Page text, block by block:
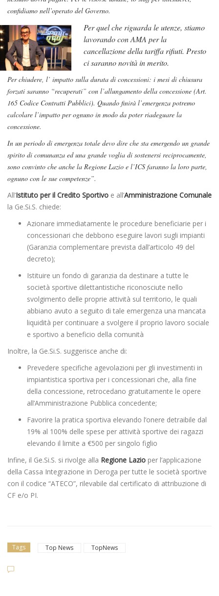
confidiamo nell’operato del Governo.
Per quel che riguarda le utenze, stiamo
lavorando con AMA per la
cancellazione della tariffa rifiuti. Presto
ci saranno novità in merito.
Per chiudere, l’ impatto sulla durata di concessioni: i mesi di chiusura
forzati saranno “recuperati” con l’allungamento della concessione (Art.
165 Codice Contratti Pubblici). Quando finirà l’emergenza potremo
calcolare l’impatto per ognuno in modo da poter riadeguare la
concessione.
In un periodo di emergenza totale devo dire che sta emergendo un grande
spirito di comunanza ed una grande voglia di sostenersi reciprocamente,
sono convinto che anche la Regione Lazio e l’ICS faranno la loro parte,
ognuno con le sue competenze”.
All’Istituto per il Credito Sportivo e all’Amministrazione Comunale
la Ge.Si.S. chiede:
Azionare immediatamente le procedure beneficiarie per i
concessionari che debbono eseguire lavori sugli impianti
(Garanzia complementare prevista dall’articolo 49 del
decreto);
Istituire un fondo di garanzia da destinare a tutte le
società sportive dilettantistiche riconosciute nello
svolgimento delle proprie attività sul territorio, le quali
abbiano avuto a seguito di tale emergenza una mancata
liquidità per continuare a svolgere il proprio lavoro sociale
e sportivo a beneficio della comunità
Inoltre, la Ge.Si.S. suggerisce anche di:
Prevedere specifiche agevolazioni per gli investimenti in
impiantistica sportiva per i concessionari che, alla fine
della concessione, retrocedano gratuitamente le opere
all’Amministrazione Pubblica concedente;
Favorire la pratica sportiva elevando l’onere detraibile dal
19% al 100% delle spese per attività sportive dei ragazzi
elevando il limite a €500 per singolo figlio
Infine, il Ge.Si.S. si rivolge alla Regione Lazio per l’applicazione
della Cassa Integrazione in Deroga per tutte le società sportive
con il codice “ATECO”, rilevabile dal certificato di attribuzione di
CF e/o PI.
Tags Top News TopNews